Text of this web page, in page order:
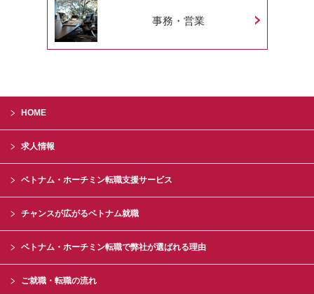
事務・営業
HOME
求人情報
ベトナム・ホーチミン転職支援サービス
チャンスが広がるベトナム就職
ベトナム・ホーチミン転職で弊社が選ばれる理由
ご就職・転職の流れ